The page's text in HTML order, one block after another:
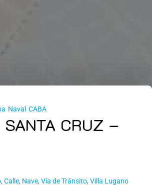
Naval CABA
SANTA CRUZ –
, Calle, Nave, Vía de Tránsito, Villa Lugano